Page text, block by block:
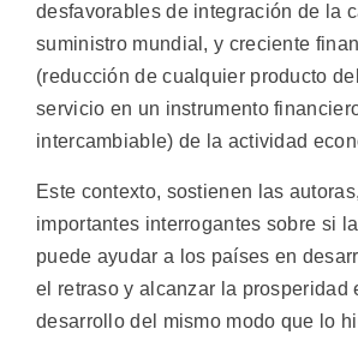
desfavorables de integración de la
suministro mundial, y creciente
(reducción de cualquier producto
servicio en un instrumento
intercambiable) de la actividad
Este contexto, sostienen las
importantes interrogantes sobre si
puede ayudar a los países en
el retraso y alcanzar la prosperidad
desarrollo del mismo modo que lo